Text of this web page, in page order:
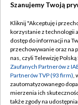
Abonament TVP
Emisja w TVP
Centrum
Naziemna
Szanujemy Twoją
Kliknij "Akceptuję i
korzystanie z technologii
dostęp do informacji na
przechowywanie oraz na
nas, czyli Telewizję
Zaufanych Partnerów z
Partnerów TVP (93 firm),
zautomatyzowanego
mierzenia ich
także zgody na